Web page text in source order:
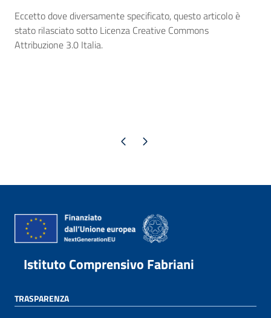
Eccetto dove diversamente specificato, questo articolo è
stato rilasciato sotto Licenza Creative Commons
Attribuzione 3.0 Italia.
Pagina precedente
Pagina successiva
Istituto Comprensivo Fabriani
TRASPARENZA